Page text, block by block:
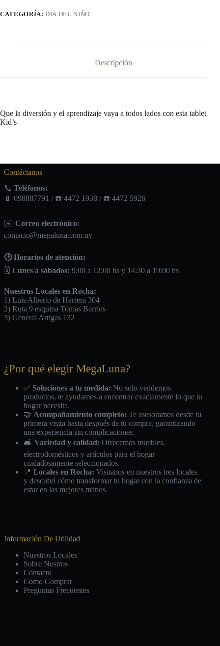
CATEGORÍA:DIA DEL NIÑO
Descripción
Que la diversión y el aprendizaje vaya a todos lados con esta tablet
Kid’s
Contáctanos
📞 Teléfonos:
📱 098887791 / ☎️ 4472 1938 / ☎️ 4472 5926
✉️ Correo electrónico:
contacto@megaluna.com.uy
🕒 Horarios de atención:
🗓️ Lunes a sábados: 9:00 a 12:00 hs y 14:30 a 19:00 hs
Nuestros Locales en Rocha:
1) Luis Alberto de Herrera 304
2) Ruta 9 esquina Tomas Barrios
3) General Artigas 132
¿Por qué elegir MegaLuna?
✅ Soluciones a tu medida: No solo vendemos
productos, te ayudamos a encontrar exactamente lo que tu
hogar necesita.
🤝 Acompañamiento completo: Te asesoramos desde tu
primera visita hasta después de tu compra, garantizando
una experiencia sin complicaciones.
🛋️ Variedad y calidad: Ofrecemos muebles,
electrodomésticos y artículos para el hogar
cuidadosamente seleccionados.
📍 Locales en Rocha: Visítanos en nuestros tres locales
y descubrí cómo transformar tu hogar con la confianza de
estar en las mejores manos.
Información De Utilidad
Nuestros Locales
Sobre Nostros
Contacto
Como Comprar
Preguntas Frecuentes